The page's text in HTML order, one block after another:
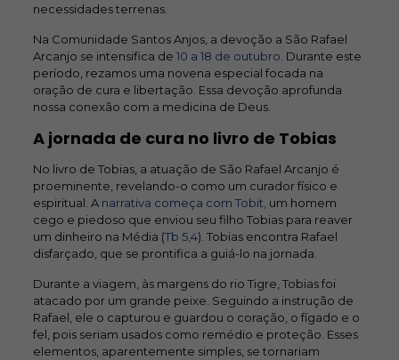
necessidades terrenas.
Na Comunidade Santos Anjos, a devoção a São Rafael
Arcanjo se intensifica de 10 a 18 de outubro. Durante este
período, rezamos uma novena especial focada na
oração de cura e libertação. Essa devoção aprofunda
nossa conexão com a medicina de Deus.
A jornada de cura no livro de Tobias
No livro de Tobias, a atuação de São Rafael Arcanjo é
proeminente, revelando-o como um curador físico e
espiritual. A narrativa começa com Tobit, um homem
cego e piedoso que enviou seu filho Tobias para reaver
um dinheiro na Média (Tb 5,4). Tobias encontra Rafael
disfarçado, que se prontifica a guiá-lo na jornada.
Durante a viagem, às margens do rio Tigre, Tobias foi
atacado por um grande peixe. Seguindo a instrução de
Rafael, ele o capturou e guardou o coração, o fígado e o
fel, pois seriam usados como remédio e proteção. Esses
elementos, aparentemente simples, se tornariam